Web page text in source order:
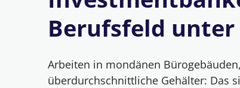
Berufsfeld unter
Arbeiten in mondänen
überdurchschnittliche Gehälter: Das